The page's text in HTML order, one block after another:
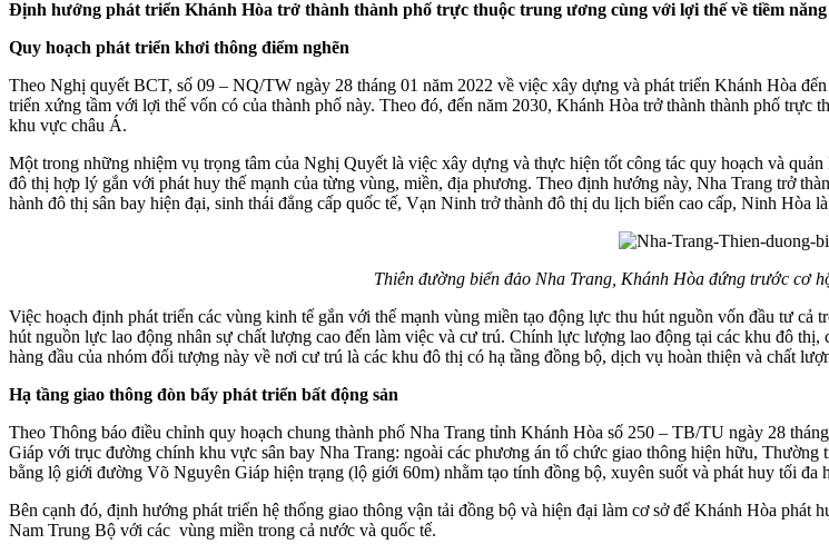
Định hướng phát triển Khánh Hòa trở thành thành phố trực thuộc trung ương cùng với lợi thế về tiềm
Quy hoạch phát triển khơi thông điểm nghẽn
Theo Nghị quyết BCT, số 09 – NQ/TW ngày 28 tháng 01 năm 2022 về việc xây dựng và phát triển Khánh Hòa
triển xứng tầm với lợi thế vốn có của thành phố này. Theo đó, đến năm 2030, Khánh Hòa trở thành thành phố
khu vực châu Á.
Một trong những nhiệm vụ trọng tâm của Nghị Quyết là việc xây dựng và thực hiện tốt công tác quy hoạch và
đô thị hợp lý gắn với phát huy thế mạnh của từng vùng, miền, địa phương. Theo định hướng này, Nha Trang trở
hành đô thị sân bay hiện đại, sinh thái đẳng cấp quốc tế, Vạn Ninh trở thành đô thị du lịch biển cao cấp, Ninh Hòa
Thiên đường biển đảo Nha Trang, Khánh Hòa đứng trước cơ
Việc hoạch định phát triển các vùng kinh tế gắn với thế mạnh vùng miền tạo động lực thu hút nguồn vốn đầu tư
hút nguồn lực lao động nhân sự chất lượng cao đến làm việc và cư trú. Chính lực lượng lao động tại các khu đô
hàng đầu của nhóm đối tượng này về nơi cư trú là các khu đô thị có hạ tầng đồng bộ, dịch vụ hoàn thiện và chất
Hạ tầng giao thông đòn bẩy phát triển bất động sản
Theo Thông báo điều chỉnh quy hoạch chung thành phố Nha Trang tỉnh Khánh Hòa số 250 – TB/TU ngày 28
Giáp với trục đường chính khu vực sân bay Nha Trang: ngoài các phương án tổ chức giao thông hiện hữu,
bằng lộ giới đường Võ Nguyên Giáp hiện trạng (lộ giới 60m) nhằm tạo tính đồng bộ, xuyên suốt và phát huy tối đa
Bên cạnh đó, định hướng phát triển hệ thống giao thông vận tải đồng bộ và hiện đại làm cơ sở để Khánh Hòa
Nam Trung Bộ với các vùng miền trong cả nước và quốc tế.